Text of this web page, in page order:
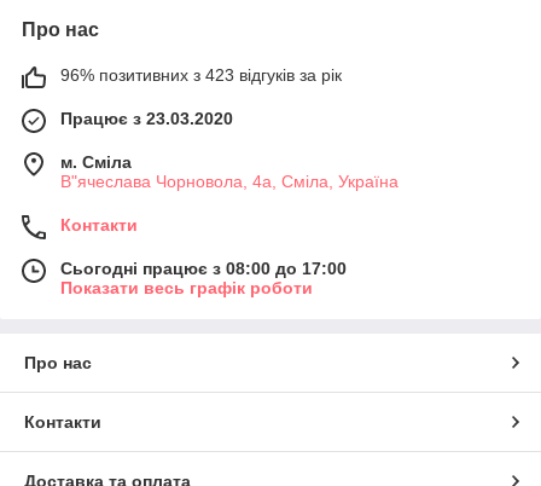
Про нас
96% позитивних з 423 відгуків за рік
Працює з 23.03.2020
м. Сміла
В"ячеслава Чорновола, 4а, Сміла, Україна
Контакти
Сьогодні працює з 08:00 до 17:00
Показати весь графік роботи
Про нас
Контакти
Доставка та оплата